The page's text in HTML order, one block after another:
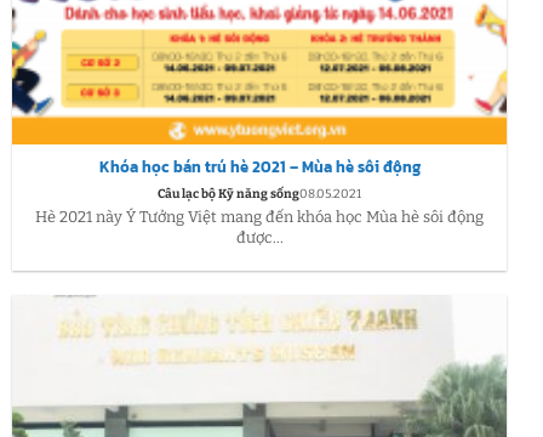
Khóa học bán trú hè 2021 – Mùa hè sôi động
Câu lạc bộ Kỹ năng sống08.05.2021
Hè 2021 này Ý Tưởng Việt mang đến khóa học Mùa hè sôi động
được...